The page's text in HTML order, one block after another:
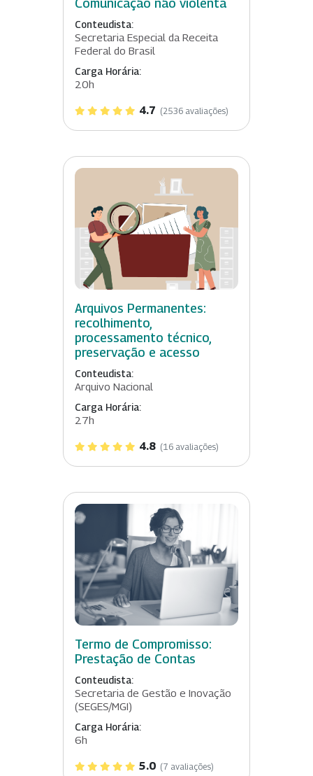
Comunicação não violenta
Conteudista:
Secretaria Especial da Receita
Federal do Brasil
Carga Horária:
20h
4.7 (2536 avaliações)
Arquivos Permanentes:
recolhimento,
processamento técnico,
preservação e acesso
Conteudista:
Arquivo Nacional
Carga Horária:
27h
4.8 (16 avaliações)
Termo de Compromisso:
Prestação de Contas
Conteudista:
Secretaria de Gestão e Inovação
(SEGES/MGI)
Carga Horária:
6h
5.0 (7 avaliações)